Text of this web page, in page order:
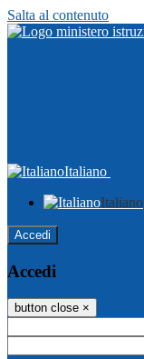
Salta al contenuto
Italiano
Italiano
Accedi
Accedi
button close ×